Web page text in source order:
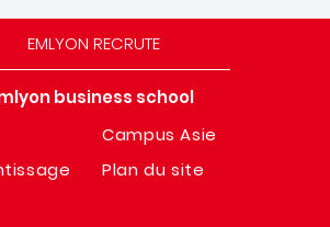
EMLYON RECRUTE
business school
Campus Asie
Plan du site